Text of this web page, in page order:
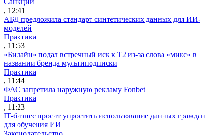
, 12:41
АБД предложила стандарт синтетических данных для ИИ-
моделей
Практика
, 11:53
«Билайн» подал встречный иск к Т2 из-за слова «микс» в
названии бренда мультиподписки
Практика
, 11:44
ФАС запретила наружную рекламу Fonbet
Практика
, 11:23
IT-бизнес просит упростить использование данных граждан
для обучения ИИ
Законодательство